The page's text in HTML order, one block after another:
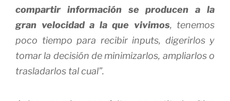
compartir información se producen a la
gran velocidad a la que vivimos, tenemos
poco tiempo para recibir inputs, digerirlos y
tomar la decisión de minimizarlos, ampliarlos o
trasladarlos tal cual”.